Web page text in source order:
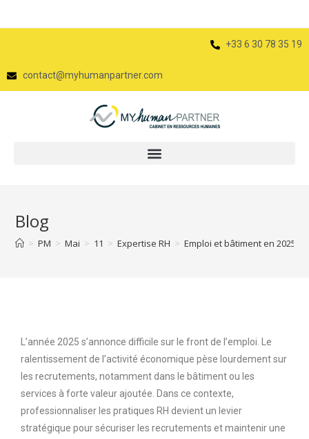
+33 6 30 78 35 19
contact@myhumanpartner.com
Blog
> PM > Mai > 11 > Expertise RH > Emploi et bâtiment en 2025 :
L’année 2025 s’annonce difficile sur le front de l’emploi. Le
ralentissement de l’activité économique pèse lourdement sur
les recrutements, notamment dans le bâtiment ou les
services à forte valeur ajoutée. Dans ce contexte,
professionnaliser les pratiques RH devient un levier
stratégique pour sécuriser les recrutements et maintenir une